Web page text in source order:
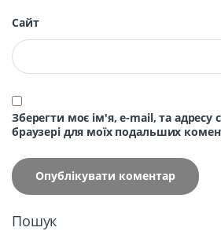
Сайт
Зберегти моє ім'я, e-mail, та адресу
браузері для моїх подальших
Пошук